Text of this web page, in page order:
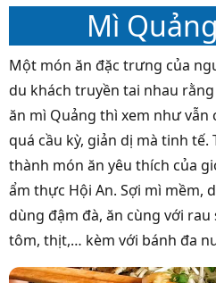
Mì
Một món ăn đặc trưng của
du khách truyền tai nhau rằng
ăn mì Quảng thì xem như vẫn
quá cầu kỳ, giản dị mà tinh
thành món ăn yêu thích của
ẩm thực Hội An. Sợi mì mềm,
dùng đậm đà, ăn cùng với
tôm, thịt,… kèm với bánh đa